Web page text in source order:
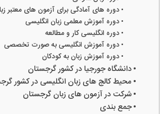
دوره های آمادگی برای آزمون های معتبر
دوره آموزش معلمی زبان انگلیسی
دوره انگلیسی کار و مطالعه
دوره آموزش انگلیسی به صورت تخصصی
دوره آموزش زبان به کودکان
دانشگاه جورجیا در کشور گرجستان
محیط کالج های زبان انگلیسی در کشور
شرکت در آزمون های زبان گرجستان
جمع بندی